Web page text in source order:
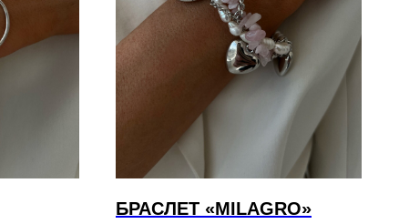
БРАСЛЕТ «MILAGRO»